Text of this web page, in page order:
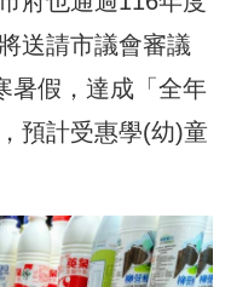
送請市議會審議
暑假，達成「全年
預計受惠學(幼)童